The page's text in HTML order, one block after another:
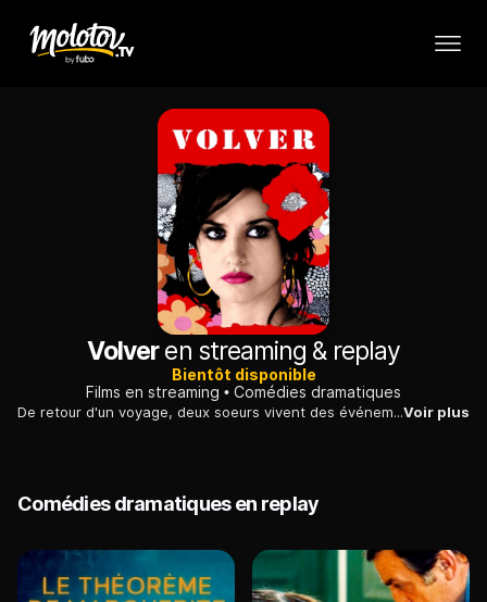
Volveren streaming & replay
Bientôt disponible
Films en streaming
Comédies dramatiques
De retour d'un voyage, deux soeurs vivent des événements tragiques qui vont bouleverser leurs existences et leur apprendre la vérité sur leur passé.Voir plus
Comédies dramatiques en replay